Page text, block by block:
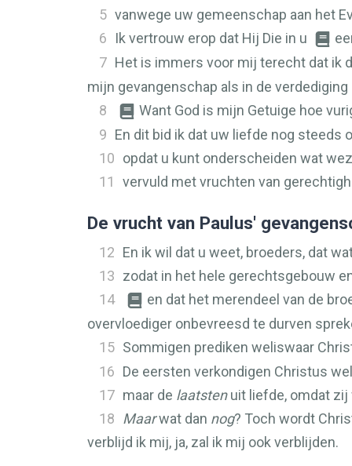
5 vanwege uw gemeenschap aan het
6
Ik vertrouw erop dat Hij Die in u
7 Het is immers voor mij terecht dat ik
mijn gevangenschap als in de
8
Want God is mijn Getuige hoe
9 En dit bid ik dat uw liefde nog steeds
10 opdat u kunt onderscheiden wat
11
vervuld met vruchten van
De vrucht van Paulus'
12 En ik wil dat u weet, broeders, dat
13 zodat in het hele gerechtsgebouw
14
en dat het merendeel van de
overvloediger onbevreesd te durven
15 Sommigen prediken weliswaar
16 De eersten verkondigen Christus
17 maar de laatstenuit liefde, omdat zij
18
Maarwat dan nog? Toch wordt
verblijd ik mij, ja, zal ik mij ook verblijden.